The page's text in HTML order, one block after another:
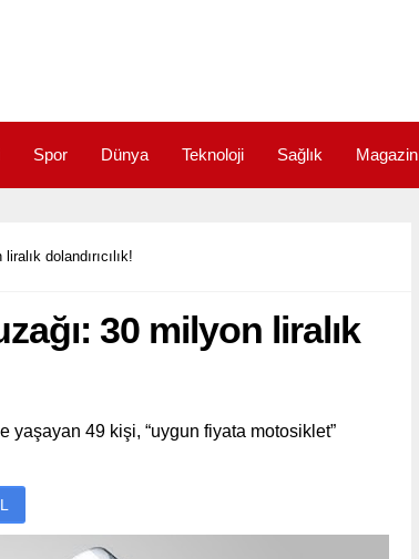
Spor Dünya Teknoloji Sağlık Magazin
dolandırıcılık!
30 milyon liralık
yaşayan 49 kişi, “uygun fiyata motosiklet”